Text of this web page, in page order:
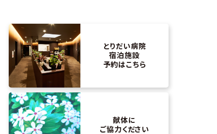
とりだい病院
宿泊施設
予約はこちら
献体に
ご協力ください